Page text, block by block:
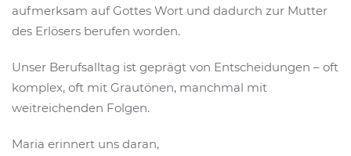
aufmerksam auf Gottes Wort und dadurch zur Mutter
des Erlösers berufen worden.
Unser Berufsalltag ist geprägt von Entscheidungen – oft
komplex, oft mit Grautönen, manchmal mit
weitreichenden Folgen.
Maria erinnert uns daran,